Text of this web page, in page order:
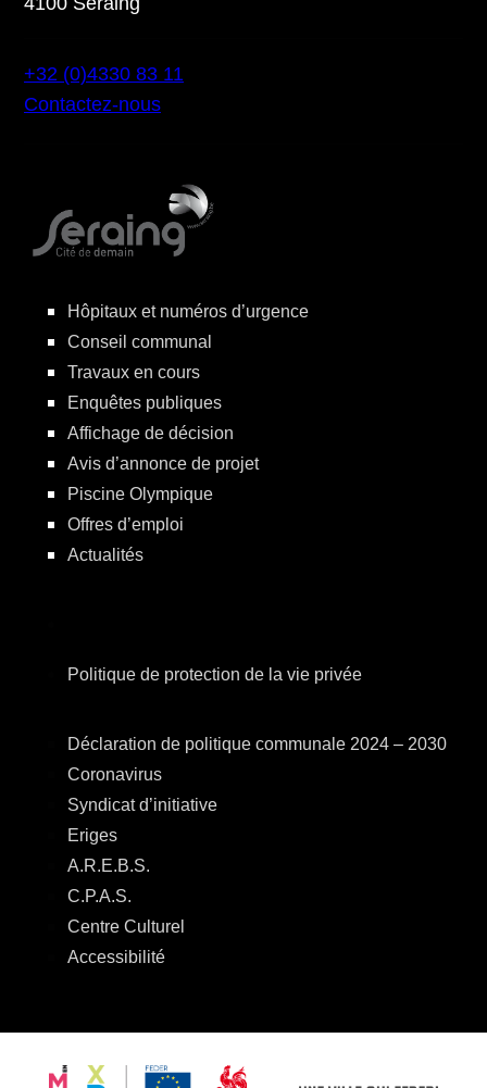
+32 (0)4330 83 11
Contactez-nous
Hôpitaux et numéros d’urgence
Conseil communal
Travaux en cours
Enquêtes publiques
Affichage de décision
Avis d’annonce de projet
Piscine Olympique
Offres d’emploi
Actualités
Politique de protection de la vie privée
Déclaration de politique communale 2024 – 2030
Coronavirus
Syndicat d’initiative
Eriges
A.R.E.B.S.
C.P.A.S.
Centre Culturel
Accessibilité